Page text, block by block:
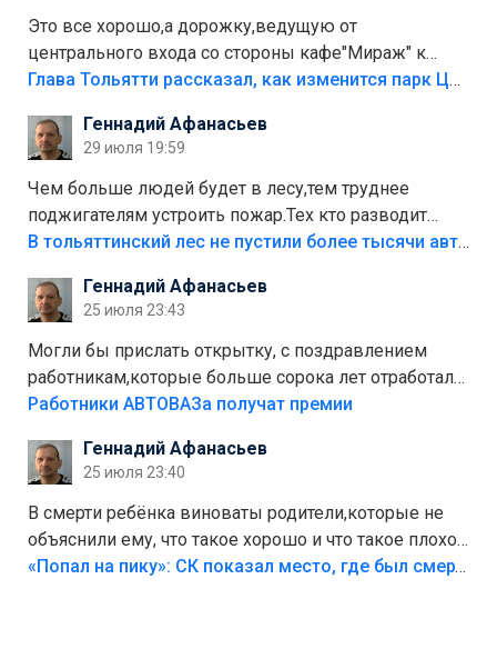
Это все хорошо,а дорожку,ведущую от
центрального входа со стороны кафе"Мираж" к
аттракционам слабо доделать?А то бордюры
лежала в парке и испортилась.Да еще,видимо,часть
украли.
Глава Тольятти рассказал, как изменится парк Центрального района
Геннадий Афанасьев
29 июля 19:59
Чем больше людей будет в лесу,тем труднее
поджигателям устроить пожар.Тех кто разводит
костры,тех надо безбожно штрафовать.Камер полно
Штрафы мизерные.
В тольяттинский лес не пустили более тысячи автомобилей
Геннадий Афанасьев
25 июля 23:43
Могли бы прислать открытку, с поздравлением
работникам,которые больше сорока лет отработали
на предприятии.
Работники АВТОВАЗа получат премии
Геннадий Афанасьев
25 июля 23:40
В смерти ребёнка виноваты родители,которые не
объяснили ему, что такое хорошо и что такое плохо!
Лезть через такой забор,верх безумия,есть же
«Попал на пику»: СК показал место, где был смертельно травмирован ребенок в Тольятти